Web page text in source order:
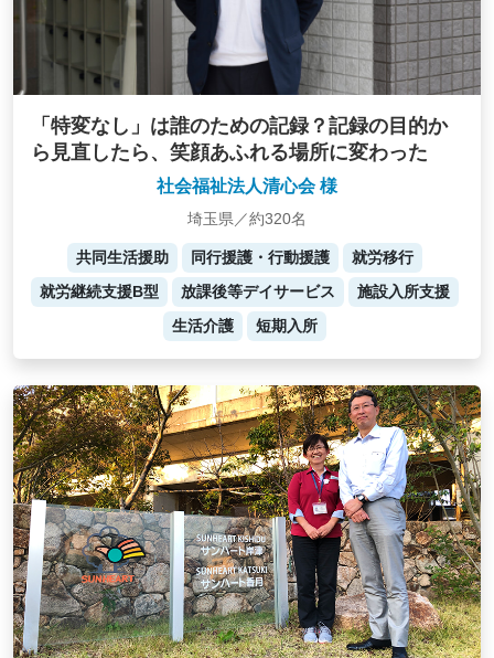
「特変なし」は誰のための記録？記録の目的か
ら見直したら、笑顔あふれる場所に変わった
社会福祉法人清心会 様
埼玉県／約320名
共同生活援助 同行援護・行動援護
就労移行
就労継続支援B型
放課後等デイサービス
施設入所支援
生活介護
短期入所